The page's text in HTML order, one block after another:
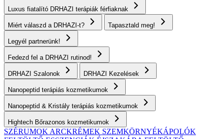
Luxus fiatalító DRHAZI terápiák férfiaknak
Miért válaszd a DRHAZI-t? Tapasztald meg!
Legyél partnerünk!
Fedezd fel a DRHAZI rutinod!
DRHAZI Szalonok DRHAZI Kezelések
Nanopeptid terápiás kozmetikumok
Nanopeptid & Kristály terápiás kozmetikumok
Hightech Bőrazonos kozmetikumok
SZÉRUMOK ARCKRÉMEK SZEMKÖRNYÉKÁPOLÓK